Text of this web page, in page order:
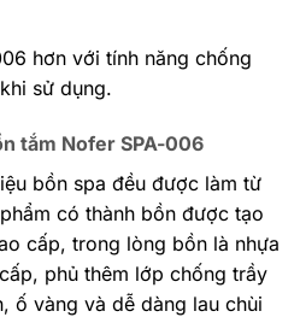
hơn với tính năng chống
sử dụng.
tắm Nofer SPA-006
bồn spa đều được làm từ
có thành bồn được tạo
cấp, trong lòng bồn là nhựa
phủ thêm lớp chống trầy
ố vàng và dễ dàng lau chùi